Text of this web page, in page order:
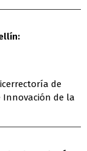
de
Innovación de la